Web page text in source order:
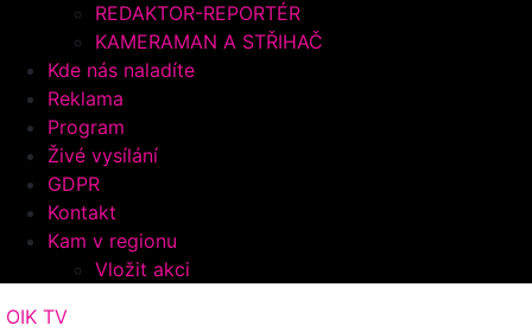
REDAKTOR-REPORTÉR
KAMERAMAN A STŘIHAČ
Kde nás naladíte
Reklama
Program
Živé vysílání
GDPR
Kontakt
Kam v regionu
Vložit akci
OIK TV